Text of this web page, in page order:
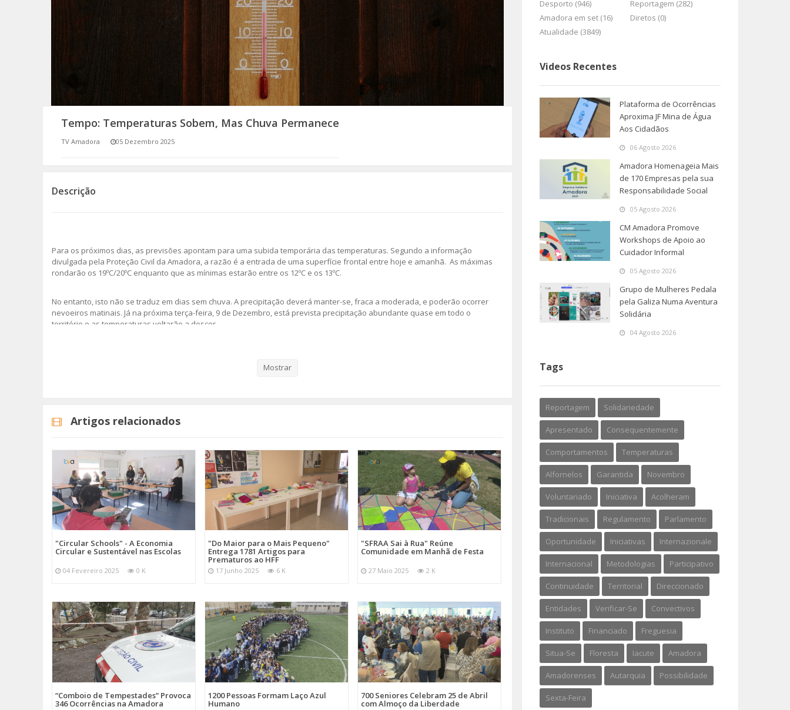
SOMOS TODOS EUROPEUS
(RE) PENSAMENTOS
Tempo: Temperaturas Sobem, Mas Chuva Permanece
TV Amadora 05 Dezembro 2025
Descrição
Para os próximos dias, as previsões apontam para uma subida temporária das temperaturas. Segundo a informação
divulgada pela Proteção Civil da Amadora, a razão é a entrada de uma superfície frontal entre hoje e amanhã. As máximas
rondarão os 19ºC/20ºC enquanto que as mínimas estarão entre os 12ºC e os 13ºC.
No entanto, isto não se traduz em dias sem chuva. A precipitação deverá manter-se, fraca a moderada, e poderão ocorrer
nevoeiros matinais. Já na próxima terça-feira, 9 de Dezembro, está prevista precipitação abundante quase em todo o
território e as temperaturas voltarão a descer.
Categorias Noticias Atualidade
Mostrar
Artigos relacionados
"Circular Schools" - A Economia
Circular e Sustentável nas Escolas
04 Fevereiro 2025 0 K
"Do Maior para o Mais Pequeno"
Entrega 1781 Artigos para
Prematuros ao HFF
17 Junho 2025 6 K
"SFRAA Sai à Rua" Reúne
Comunidade em Manhã de Festa
27 Maio 2025 2 K
“Comboio de Tempestades” Provoca
346 Ocorrências na Amadora
1200 Pessoas Formam Laço Azul
Humano
700 Seniores Celebram 25 de Abril
com Almoço da Liberdade
Desporto (946)
Reportagem (282)
Amadora em set (16)
Diretos (0)
Atualidade (3849)
Videos Recentes
Plataforma de Ocorrências
Aproxima JF Mina de Água
Aos Cidadãos
06 Agosto 2026
Amadora Homenageia Mais
de 170 Empresas pela sua
Responsabilidade Social
05 Agosto 2026
CM Amadora Promove
Workshops de Apoio ao
Cuidador Informal
05 Agosto 2026
Grupo de Mulheres Pedala
pela Galiza Numa Aventura
Solidária
04 Agosto 2026
Tags
Reportagem Solidariedade
Apresentado Consequentemente
Comportamentos Temperaturas
Alfornelos Garantida Novembro
Voluntariado Iniciativa Acolheram
Tradicionais Regulamento Parlamento
Oportunidade Iniciativas Internazionale
Internacional Metodologias Participativo
Continuidade Territorial Direccionado
Entidades Verificar-Se Convectivos
Instituto Financiado Freguesia
Situa-Se Floresta Iacute Amadora
Amadorenses Autarquia Possibilidade
Sexta-Feira